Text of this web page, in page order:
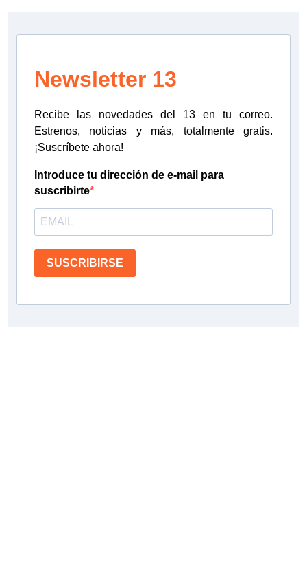
Newsletter 13
Recibe las novedades del 13 en tu correo.
Estrenos, noticias y más, totalmente gratis.
¡Suscríbete ahora!
Introduce tu dirección de e-mail para
suscribirte
SUSCRIBIRSE